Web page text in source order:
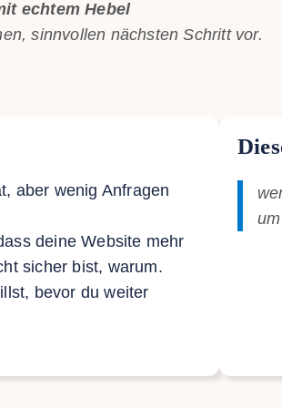
echtem Hebel
sinnvollen nächsten Schritt vor.
aber wenig Anfragen
deine Website mehr
sicher bist, warum.
bevor du weiter